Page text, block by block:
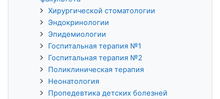
Хирургической стоматологии
Эндокринологии
Эпидемиологии
Госпитальная терапия №1
Госпитальная терапия №2
Поликлиническая терапия
Неонатология
Пропедевтика детских болезней